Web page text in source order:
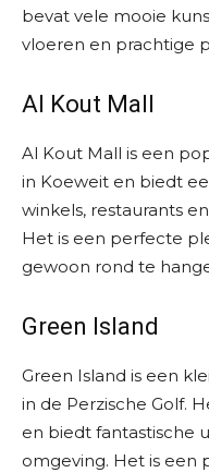
bevat vele mooie
vloeren en prachtige
Al Kout Mall
Al Kout Mall is een
in Koeweit en biedt
winkels, restaurants
Het is een perfecte
gewoon rond te
Green Island
Green Island is een
in de Perzische Golf.
en biedt fantastische
omgeving. Het is een